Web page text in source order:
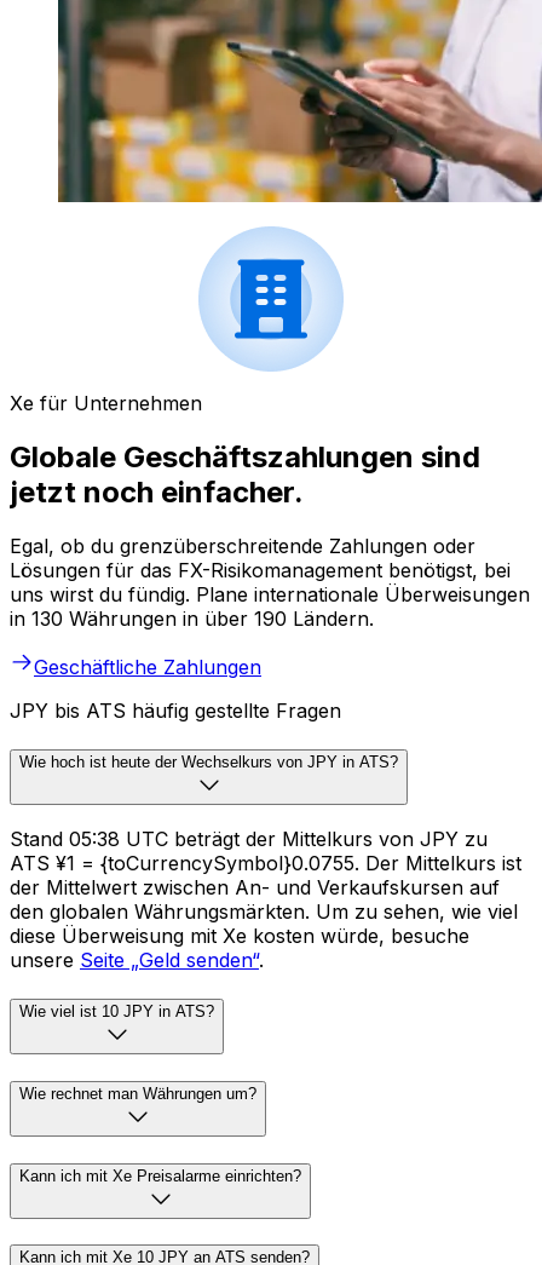
Xe für Unternehmen
Globale Geschäftszahlungen sind
jetzt noch einfacher.
Egal, ob du grenzüberschreitende Zahlungen oder
Lösungen für das FX-Risikomanagement benötigst, bei
uns wirst du fündig. Plane internationale Überweisungen
in 130 Währungen in über 190 Ländern.
Geschäftliche Zahlungen
JPY bis ATS häufig gestellte Fragen
Wie hoch ist heute der Wechselkurs von JPY in ATS?
Stand 05:38 UTC beträgt der Mittelkurs von JPY zu
ATS ¥1 = {toCurrencySymbol}0.0755. Der Mittelkurs ist
der Mittelwert zwischen An- und Verkaufskursen auf
den globalen Währungsmärkten. Um zu sehen, wie viel
diese Überweisung mit Xe kosten würde, besuche
unsere Seite „Geld senden“.
Wie viel ist 10 JPY in ATS?
Wie rechnet man Währungen um?
Kann ich mit Xe Preisalarme einrichten?
Kann ich mit Xe 10 JPY an ATS senden?